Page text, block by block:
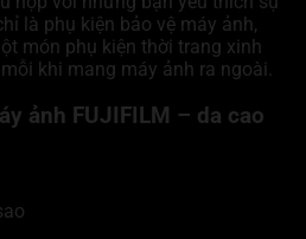
là phụ kiện bảo vệ máy ảnh,
món phụ kiện thời trang xinh
khi mang máy ảnh ra ngoài.
ảnh FUJIFILM – da cao